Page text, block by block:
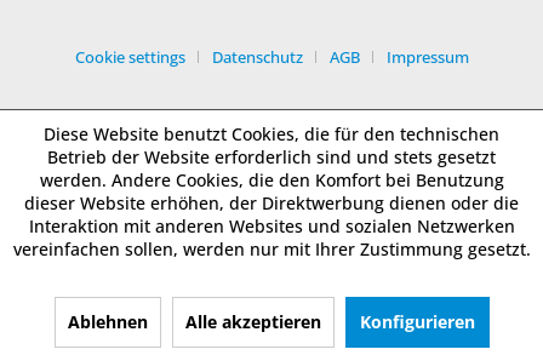
Cookie settings Datenschutz AGB Impressum
Diese Website benutzt Cookies, die für den technischen
Betrieb der Website erforderlich sind und stets gesetzt
werden. Andere Cookies, die den Komfort bei Benutzung
dieser Website erhöhen, der Direktwerbung dienen oder die
Interaktion mit anderen Websites und sozialen Netzwerken
vereinfachen sollen, werden nur mit Ihrer Zustimmung gesetzt.
Ablehnen Alle akzeptieren Konfigurieren